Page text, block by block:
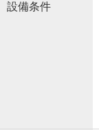
設備条件